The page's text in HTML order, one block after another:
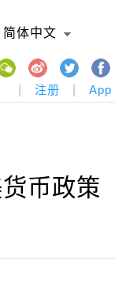
简体中文
注册 App
币政策